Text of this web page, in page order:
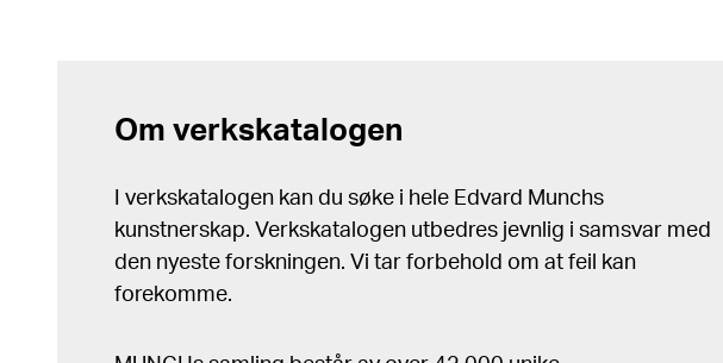
Om verkskatalogen
I verkskatalogen kan du søke i hele Edvard Munchs
kunstnerskap. Verkskatalogen utbedres jevnlig i samsvar med
den nyeste forskningen. Vi tar forbehold om at feil kan
forekomme.